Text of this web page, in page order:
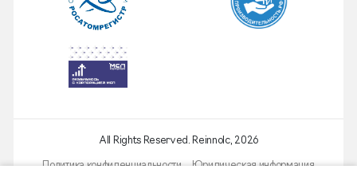
All Rights Reserved. Reinnolc, 2026
Политика конфиденциальности Юридическая информация